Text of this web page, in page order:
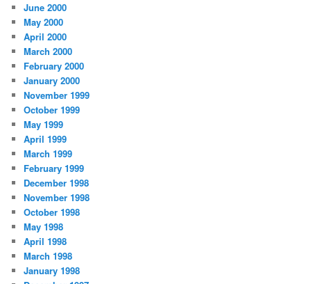
June 2000
May 2000
April 2000
March 2000
February 2000
January 2000
November 1999
October 1999
May 1999
April 1999
March 1999
February 1999
December 1998
November 1998
October 1998
May 1998
April 1998
March 1998
January 1998